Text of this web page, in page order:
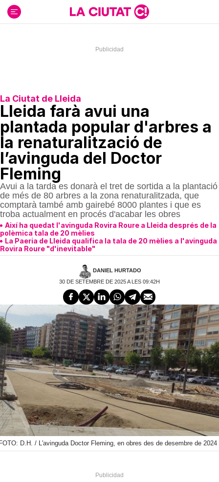
contenido
La Ciutat de Lleida
Lleida farà avui una
plantada popular d'arbres a
la renaturalització de
l’avinguda del Doctor
Fleming
Avui a la tarda es donarà el tret de sortida a la plantació
de més de 80 arbres a la zona renaturalitzada, que
comptarà també amb gairebé 8000 plantes i que es
troba actualment en procés d'acabar les obres
Així ha quedat l'avinguda Rovira Roure a Lleida després de la
polèmica tala de 20 mèlies
La Paeria de Lleida qualifica la tala de 20 mèlies a l'avinguda
Rovira Roure "d'inevitable"
DANIEL HURTADO
30 DE SETEMBRE DE 2025 A LES 09:42H
D.H. / L'avinguda Doctor Fleming, en obres des de desembre de 2024